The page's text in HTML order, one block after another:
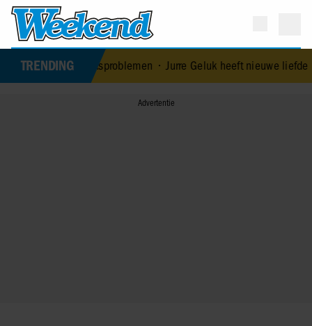
TRENDING
ontkent huwelijksproblemen• Jurre Geluk heeft nieuwe liefde